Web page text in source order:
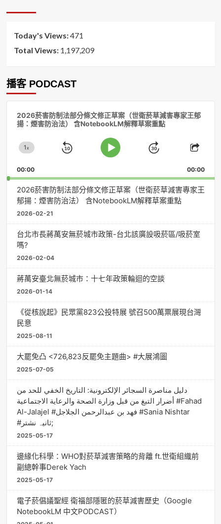
Today's Views:471
Total Views: 1,197,209
播客 PODCAST
2026菸害防制法部分條文修正草案（世衛菸草減害專家王郁
揚：煙害防治法） 含NotebookLM解釋草案重點
Change
Rate
1x
Skip
Play
Jump
Forward
Share
00:00 00:00
2026菸害防制法部分條文修正草案（世衛菸草減害專家王
郁揚：煙害防治法） 含NotebookLM解釋草案重點
2026-02-21
台北市長蔣萬安無菸城市政策-台北該廣設吸菸區/吸菸室
嗎?
2026-02-04
蔣萬安臺北無菸城市：十七年政策輪迴的空談
2026-01-14
《從核說起》民眾黨823公投特展 號召500萬票展現台灣
民意
2025-08-11
大罷免凸 <726,823反罷免主題曲> #大展鴻圖
2025-07-05
دليل مناصرة السجائر الإلكترونية: التاريخ الخفي للحد من
أضرار التبغ من قبل وزارة الصحة والرعاية الاجتماعية #Fahad
Al-Jalajel #فهد بن عبدالرحمن الجلاجل #Sania Nishtar
#ثانیہ نشتر;
2025-05-17
邊緣化科學：WHO對菸草減害策略的背離 ft.世衛組織前
副總幹事Derek Yach
2025-05-17
電子菸倡議聖經 衛福部隱匿的菸草減害歷史（Google
NotebookLM 中文PODCAST）